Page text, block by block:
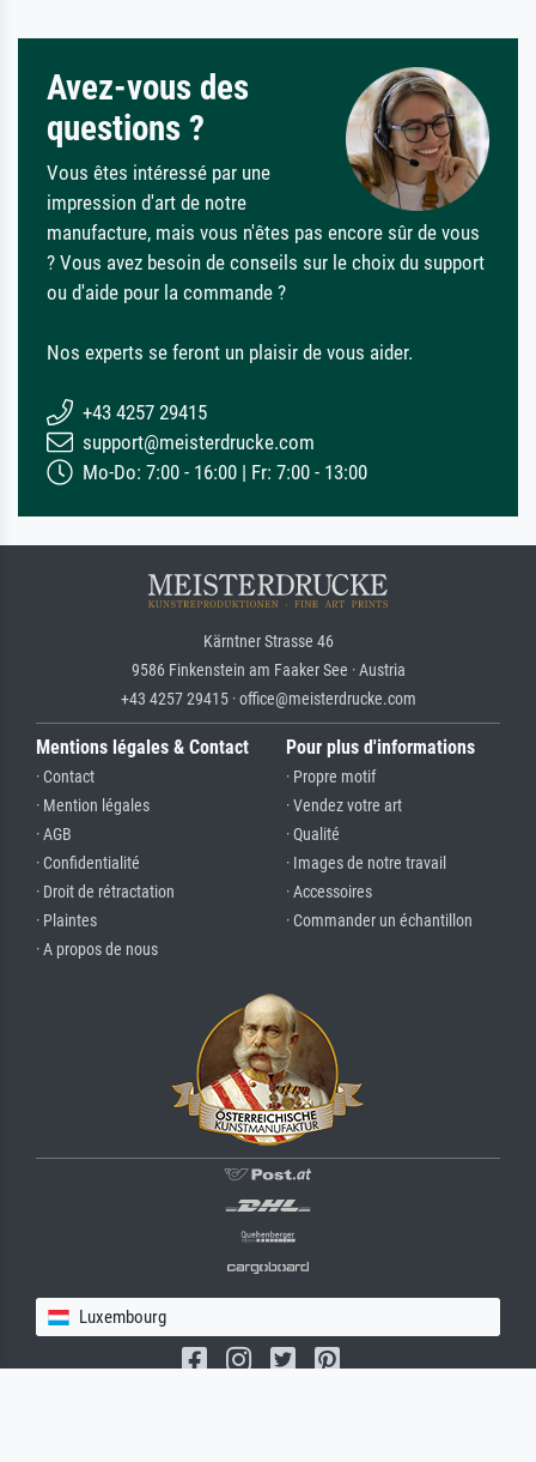
Avez-vous des
questions ?
Vous êtes intéressé par une
impression d'art de notre
manufacture, mais vous n'êtes pas encore sûr de vous
? Vous avez besoin de conseils sur le choix du support
ou d'aide pour la commande ?
Nos experts se feront un plaisir de vous aider.
+43 4257 29415
support@meisterdrucke.com
Mo-Do: 7:00 - 16:00 | Fr: 7:00 - 13:00
Kärntner Strasse 46
9586 Finkenstein am Faaker See · Austria
+43 4257 29415 · office@meisterdrucke.com
Mentions légales & Contact
· Contact
· Mention légales
· AGB
· Confidentialité
· Droit de rétractation
· Plaintes
· A propos de nous
Pour plus d'informations
· Propre motif
· Vendez votre art
· Qualité
· Images de notre travail
· Accessoires
· Commander un échantillon
Luxembourg